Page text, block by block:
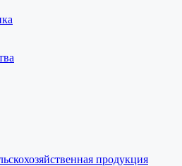
продукция